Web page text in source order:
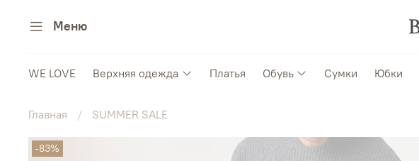
Меню
WE LOVE Верхняя одежда Платья Обувь Сумки Юбки
Главная SUMMER SALE
-83%